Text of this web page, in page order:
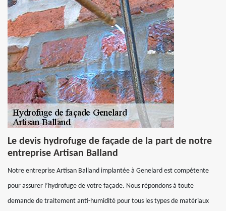
Le devis hydrofuge de façade de la part de notre
entreprise Artisan Balland
Notre entreprise Artisan Balland implantée à Genelard est compétente
pour assurer l’hydrofuge de votre façade. Nous répondons à toute
demande de traitement anti-humidité pour tous les types de matériaux